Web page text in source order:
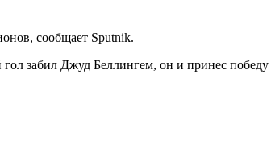
сообщает Sputnik.
забил Джуд Беллингем, он и принес победу